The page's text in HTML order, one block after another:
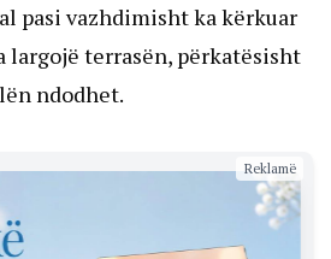
pasi vazhdimisht ka kërkuar
largojë terrasën, përkatësisht
ndodhet.
Reklamë